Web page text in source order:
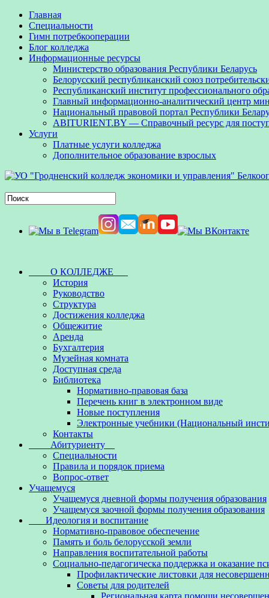
Главная
Специальности
Гимн потребкооперации
Блог колледжа
Информационные ресурсы
Министерство образования Республики Беларусь
Белорусский республиканский союз
Республиканский институт профессионального
Главный информационно-аналитический центр
Национальный правовой портал Республики
ABITURIENT.BY — Справочный ресурс для
Услуги
Платные услуги колледжа
Дополнительное образование взрослых
О КОЛЛЕДЖЕ
История
Руководство
Структура
Достижения колледжа
Общежитие
Аренда
Бухгалтерия
Музейная комната
Доступная среда
Библиотека
Нормативно-правовая база
Перечень книг в электронном виде
Новые поступления
Электронные учебники (Национальный
Контакты
Абитуриенту
Специальности
Правила и порядок приема
Вопрос-ответ
Учащемуся
Учащемуся дневной формы получения образования
Учащемуся заочной формы получения образования
Идеология и воспитание
Нормативно-правовое обеспечение
Память и боль белорусской земли
Направления воспитательной работы
Социально-педагогическа поддержка и оказание
Профилактические листовки для
Советы для родителей
Региональная карта помощи